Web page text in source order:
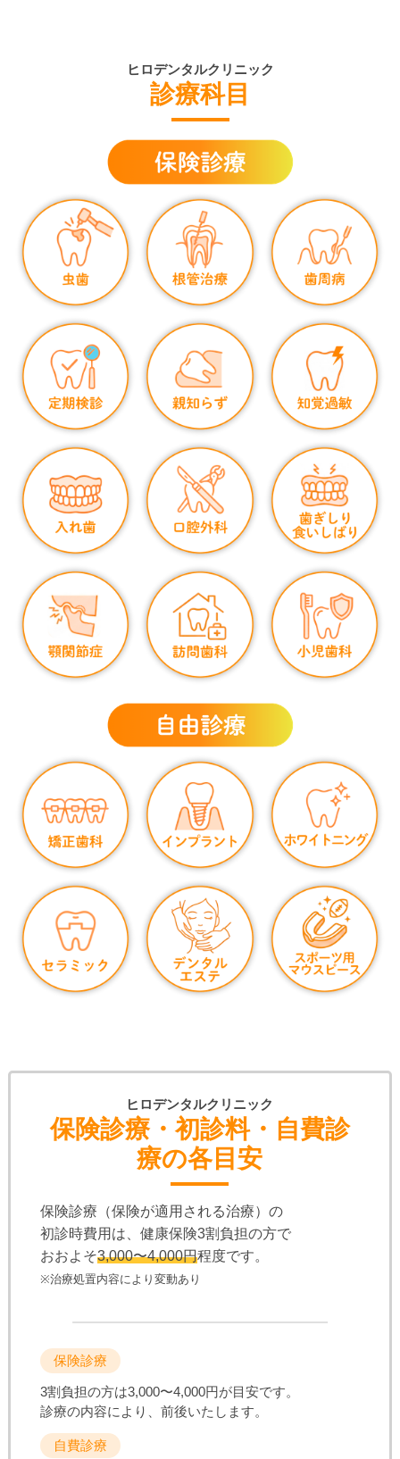
ヒロデンタルクリニック
診療科目
ヒロデンタルクリニック
保険診療・初診料・自費診
療の各目安
保険診療（保険が適用される治療）の
初診時費用は、健康保険3割負担の方で
おおよそ3,000〜4,000円程度です。
※治療処置内容により変動あり
保険診療
3割負担の方は3,000〜4,000円が目安です。
診療の内容により、前後いたします。
自費診療